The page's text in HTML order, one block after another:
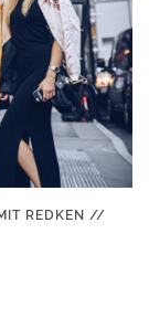
REDKEN //